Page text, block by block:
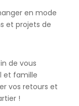
en mode
et projets de
de vous
et famille
vos retours et
!